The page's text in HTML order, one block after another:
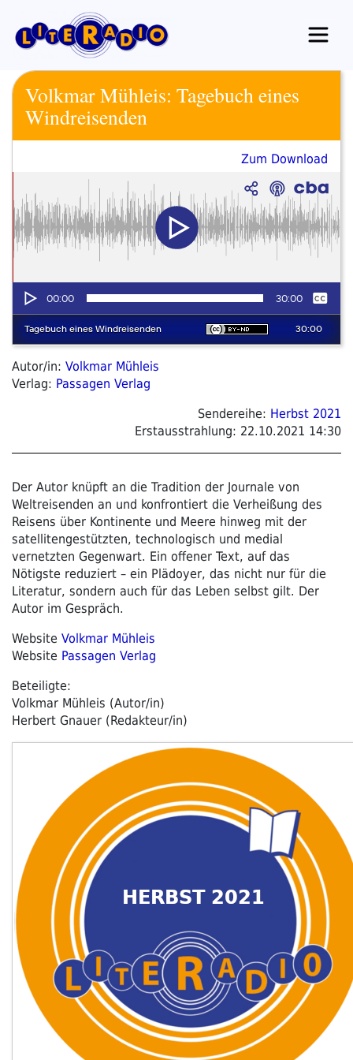
Inhalt
springen
Volkmar Mühleis: Tagebuch eines
Windreisenden
Zum Download
Autor/in: Volkmar Mühleis
Verlag: Passagen Verlag
Sendereihe: Herbst 2021
Erstausstrahlung: 22.10.2021 14:30
Der Autor knüpft an die Tradition der Journale von
Weltreisenden an und konfrontiert die Verheißung des
Reisens über Kontinente und Meere hinweg mit der
satellitengestützten, technologisch und medial
vernetzten Gegenwart. Ein offener Text, auf das
Nötigste reduziert – ein Plädoyer, das nicht nur für die
Literatur, sondern auch für das Leben selbst gilt. Der
Autor im Gespräch.
Website Volkmar Mühleis
Website Passagen Verlag
Beteiligte:
Volkmar Mühleis (Autor/in)
Herbert Gnauer (Redakteur/in)